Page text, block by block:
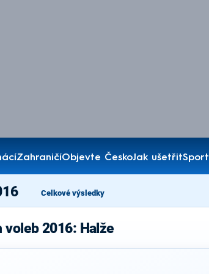
ZahraničíObjevte ČeskoJak ušetřitSport
Celkové výsledky
2016: Halže